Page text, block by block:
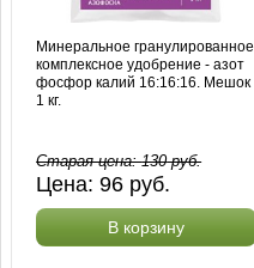
Минеральное гранулированное
комплексное удобрение - азот
фосфор калий 16:16:16. Мешок
1 кг.
Старая цена:130руб.
Цена:96 руб.
В корзину